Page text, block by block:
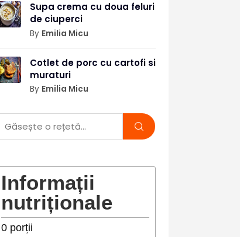
Supa crema cu doua feluri
de ciuperci
By Emilia Micu
Cotlet de porc cu cartofi si
muraturi
By Emilia Micu
Informații
nutriționale
0porții